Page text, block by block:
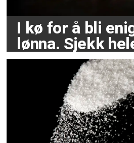
I kø for å bli
lønna. Sjekk